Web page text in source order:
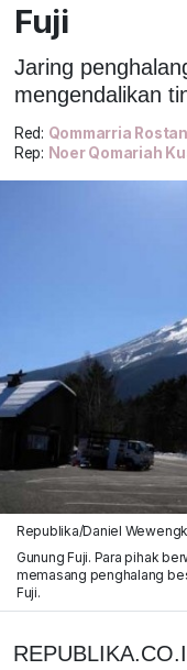
Fuji
Jaring
mengendalikan
Red: Qommarria
Rep: Noer Qomariah
Republika/Daniel
Gunung Fuji. Para pihak
memasang penghalang
Fuji.